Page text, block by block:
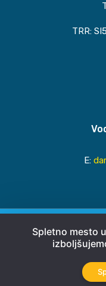
TRR:
E:
©
Spletno mesto